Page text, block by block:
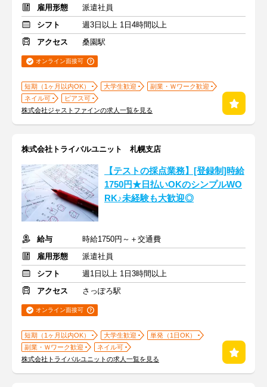
雇用形態
派遣社員
シフト
週3日以上 1日4時間以上
アクセス
桑園駅
オンライン面接可
短期（1ヶ月以内OK） 大学生歓迎
副業・Ｗワーク歓迎
ネイル可
ピアス可
株式会社ジャストファインの求人一覧を見る
株式会社トライバルユニット 札幌支店
【テストの採点業務】[登録制]時給
1750円★日払いOKのシンプルWO
RK♪未経験も大歓迎◎
給与
時給1750円～＋交通費
雇用形態
派遣社員
シフト
週1日以上 1日3時間以上
アクセス
さっぽろ駅
オンライン面接可
短期（1ヶ月以内OK） 大学生歓迎
単発（1日OK）
副業・Ｗワーク歓迎
ネイル可
株式会社トライバルユニットの求人一覧を見る